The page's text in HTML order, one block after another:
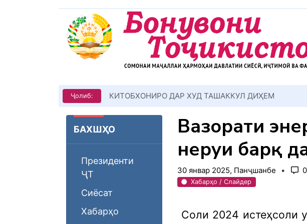
Ҷолиб: КИТОБХОНИРО ДАР ХУД ТАШАККУЛ ДИҲЕМ
БАХШҲО
Президенти
ҶТ
Сиёсат
Хабарҳо
Вазорати
неруи барқ
30 январ 2025, Панҷшанбе 0
Хабарҳо / Слайдер
Соли 2024 истеҳсоли